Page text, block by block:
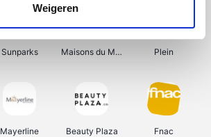
Weigeren
Sunparks Maisons du Monde Plein
Mayerline Beauty Plaza Fnac